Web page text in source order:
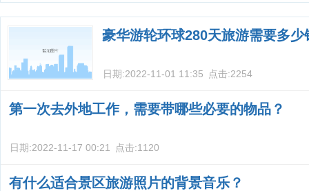
豪华游轮环球280天旅游需要多少
日期:2022-11-01 11:35 点击:2254
第一次去外地工作，需要带哪些必要的物品？
日期:2022-11-17 00:21 点击:1120
有什么适合景区旅游照片的背景音乐？